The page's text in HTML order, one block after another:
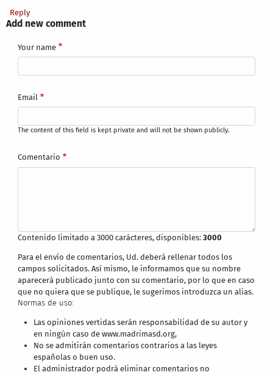
Reply
Add new comment
Your name
Email
The content of this field is kept private and will not be shown publicly.
Comentario
Contenido limitado a 3000 carácteres, disponibles:3000
Para el envío de comentarios, Ud. deberá rellenar todos los
campos solicitados. Así mismo, le informamos que su nombre
aparecerá publicado junto con su comentario, por lo que en caso
que no quiera que se publique, le sugerimos introduzca un alias.
Normas de uso:
Las opiniones vertidas serán responsabilidad de su autor y
en ningún caso de www.madrimasd.org,
No se admitirán comentarios contrarios a las leyes
españolas o buen uso.
El administrador podrá eliminar comentarios no